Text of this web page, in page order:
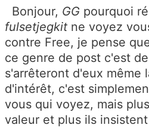
Bonjour, GG pourquoi
fulsetjegkit ne voyez
contre Free, je pense
ce genre de post c'est
s'arrêteront d'eux même
d'intérêt, c'est
vous qui voyez, mais
valeur et plus ils